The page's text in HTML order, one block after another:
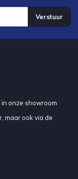
Verstuur
onze showroom
maar ook via de